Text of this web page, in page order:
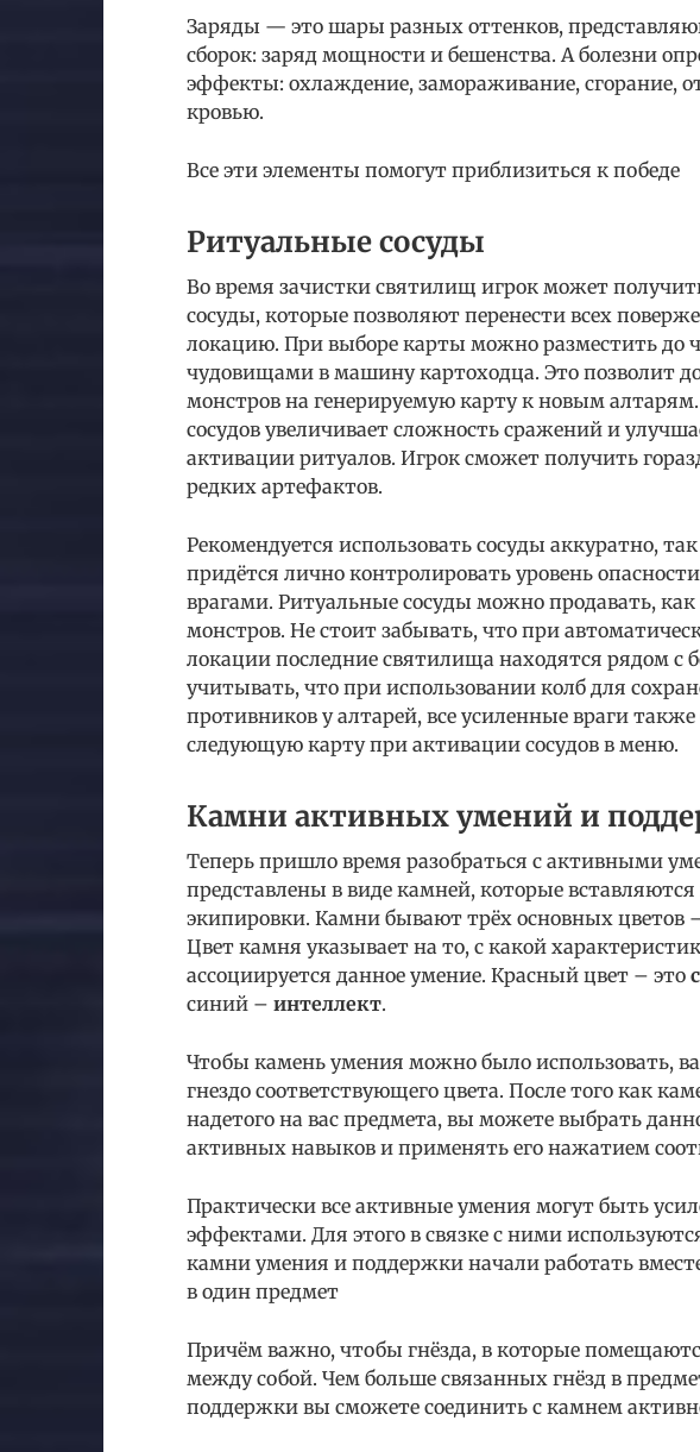
Заряды — это шары разных оттенков,
сборок: заряд мощности и бешенства. А болезни
эффекты: охлаждение, замораживание, сгорание,
кровью.
Все эти элементы помогут приблизиться к победе
Ритуальные сосуды
Во время зачистки святилищ игрок может
сосуды, которые позволяют перенести всех
локацию. При выборе карты можно разместить до
чудовищами в машину картоходца. Это позволит
монстров на генерируемую карту к новым
сосудов увеличивает сложность сражений и
активации ритуалов. Игрок сможет получить
редких артефактов.
Рекомендуется использовать сосуды аккуратно,
придётся лично контролировать уровень
врагами. Ритуальные сосуды можно продавать,
монстров. Не стоит забывать, что при
локации последние святилища находятся рядом с
учитывать, что при использовании колб для
противников у алтарей, все усиленные враги
следующую карту при активации сосудов в меню.
Камни активных умений и
Теперь пришло время разобраться с активными
представлены в виде камней, которые
экипировки. Камни бывают трёх основных цветов
Цвет камня указывает на то, с какой
ассоциируется данное умение. Красный цвет – это
синий – интеллект.
Чтобы камень умения можно было использовать,
гнездо соответствующего цвета. После того как
надетого на вас предмета, вы можете выбрать
активных навыков и применять его нажатием
Практически все активные умения могут быть
эффектами. Для этого в связке с ними
камни умения и поддержки начали работать
в один предмет
Причём важно, чтобы гнёзда, в которые
между собой. Чем больше связанных гнёзд в
поддержки вы сможете соединить с камнем